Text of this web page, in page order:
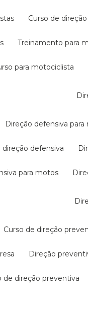
curso de
treinamento para
para motociclista
direção defensiva
direção defensiva
para motos
curso de direção
direção
de direção preventiva